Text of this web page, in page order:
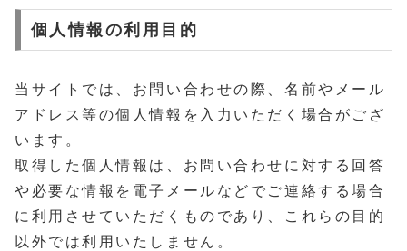
個人情報の利用目的
当サイトでは、お問い合わせの際、名前やメール
アドレス等の個人情報を入力いただく場合がござ
います。
取得した個人情報は、お問い合わせに対する回答
や必要な情報を電子メールなどでご連絡する場合
に利用させていただくものであり、これらの目的
以外では利用いたしません。